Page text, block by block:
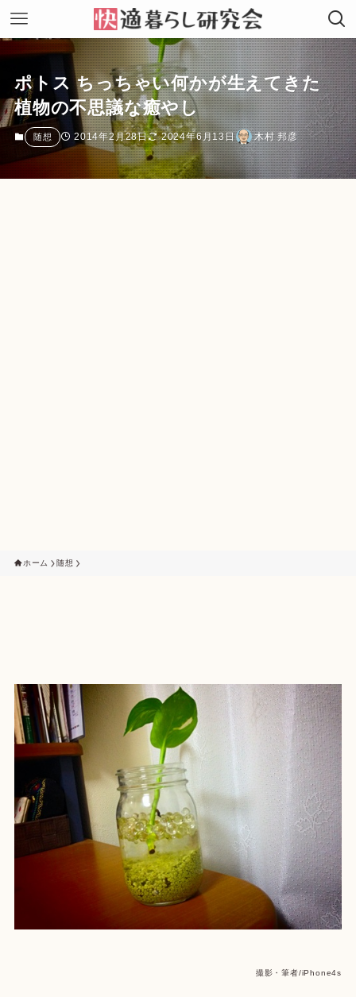
ポトス ちっちゃい何かが生えてきた
植物の不思議な癒やし
随想 2014年2月28日 2024年6月13日 木村 邦彦
ホーム 随想
撮影・筆者/iPhone4s